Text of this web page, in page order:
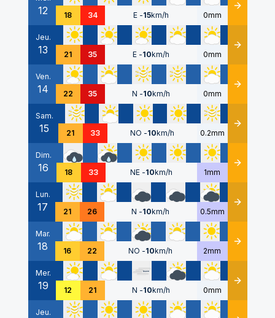
12 18 34 E -15km/h 0mm Détails
Jeu.
13 21 35 E -10km/h 0mm Détails
Ven.
14 22 35 N -10km/h 0mm Détails
Sam.
15 21 33 NO -10km/h 0.2mm Détails
Dim.
16 18 33 NE -10km/h 1mm Détails
Lun.
17 21 26 N -10km/h 0.5mm Détails
Mar.
18 16 22 NO -10km/h 2mm Détails
Mer.
19 12 21 N -10km/h 0mm Détails
Jeu.